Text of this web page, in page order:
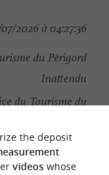
2026 à 04:27:36
du Périgord
Inattendu
du Tourisme du
the deposit
videoswhose